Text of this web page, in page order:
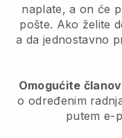
naplate, a on će
pošte. Ako želite
a da jednostavno
Omogućite
o određenim
putem e-